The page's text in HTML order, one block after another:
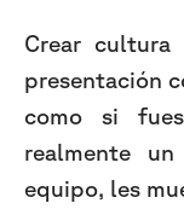
Crear
presentación
como si
realmente
equipo, les